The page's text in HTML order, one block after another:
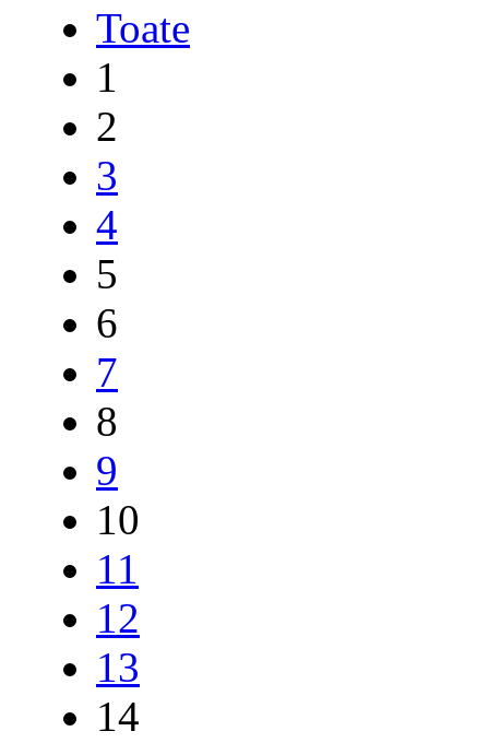
Toate
1
2
3
4
5
6
7
8
9
10
11
12
13
14